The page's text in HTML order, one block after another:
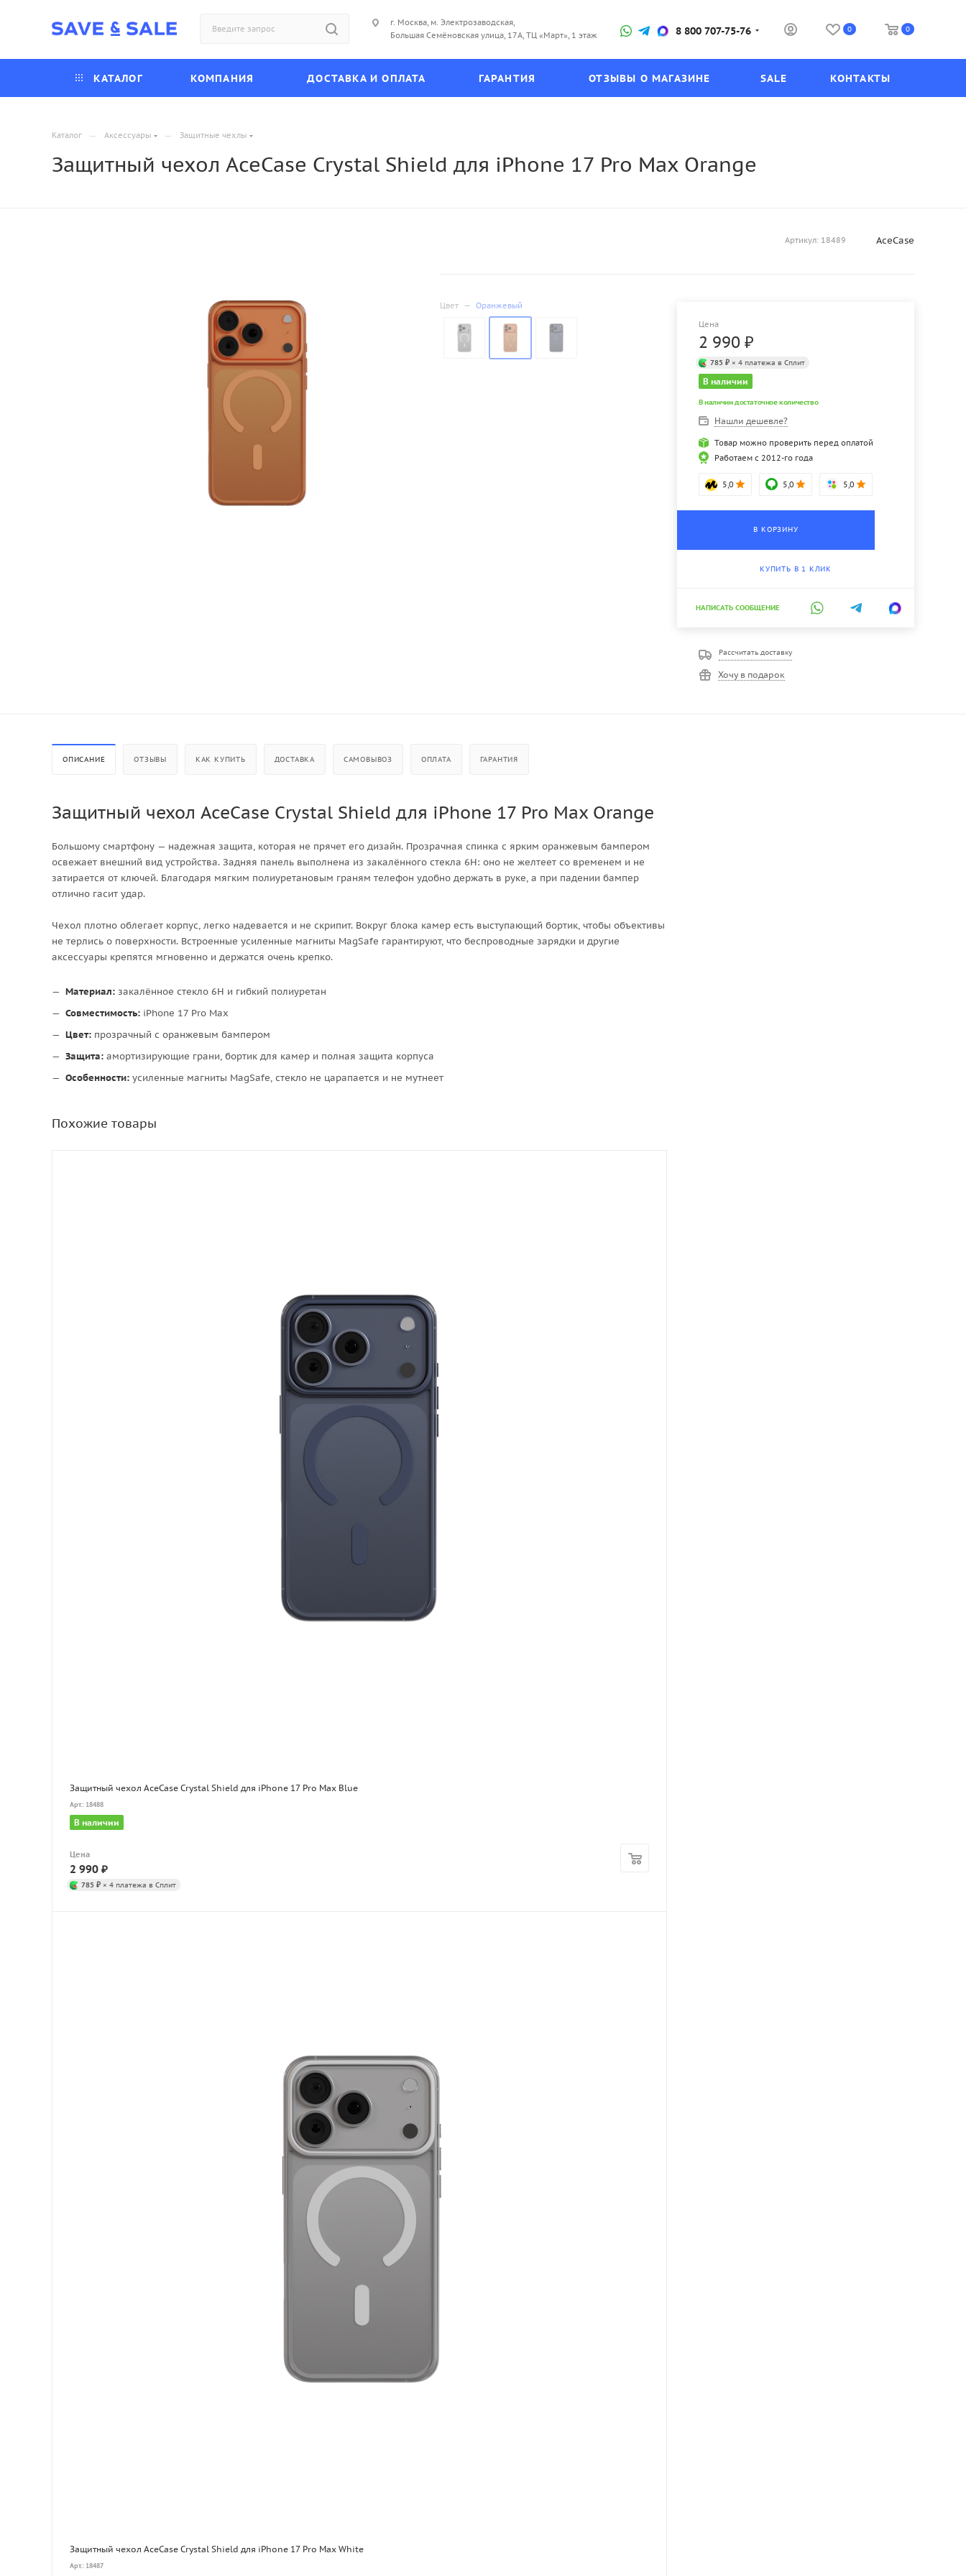
г. Москва, м. Электрозаводская,
Большая Семёновская улица, 17А, ТЦ «Март», 1 этаж
8 800 707-75-76 0 0
КАТАЛОГ КОМПАНИЯ ДОСТАВКА И ОПЛАТА ГАРАНТИЯ ОТЗЫВЫ О МАГАЗИНЕ SALE КОНТАКТЫ
Каталог — Аксессуары — Защитные чехлы
Защитный чехол AceCase Crystal Shield для iPhone 17 Pro Max Orange
Артикул: 18489 AceCase
Цвет — Оранжевый
Цена
2 990 ₽
785 ₽ × 4 платежа в Сплит
В наличии
В наличии достаточное количество
Нашли дешевле?
Товар можно проверить перед оплатой
Работаем с 2012-го года
5,0 5,0 5,0
В КОРЗИНУ
КУПИТЬ В 1 КЛИК
НАПИСАТЬ СООБЩЕНИЕ
Рассчитать доставку
Хочу в подарок
ОПИСАНИЕ ОТЗЫВЫ КАК КУПИТЬ ДОСТАВКА САМОВЫВОЗ ОПЛАТА ГАРАНТИЯ
Защитный чехол AceCase Crystal Shield для iPhone 17 Pro Max Orange
Большому смартфону — надежная защита, которая не прячет его дизайн. Прозрачная спинка с ярким оранжевым бампером
освежает внешний вид устройства. Задняя панель выполнена из закалённого стекла 6H: оно не желтеет со временем и не
затирается от ключей. Благодаря мягким полиуретановым граням телефон удобно держать в руке, а при падении бампер
отлично гасит удар.
Чехол плотно облегает корпус, легко надевается и не скрипит. Вокруг блока камер есть выступающий бортик, чтобы объективы
не терлись о поверхности. Встроенные усиленные магниты MagSafe гарантируют, что беспроводные зарядки и другие
аксессуары крепятся мгновенно и держатся очень крепко.
Материал: закалённое стекло 6H и гибкий полиуретан
Совместимость: iPhone 17 Pro Max
Цвет: прозрачный с оранжевым бампером
Защита: амортизирующие грани, бортик для камер и полная защита корпуса
Особенности: усиленные магниты MagSafe, стекло не царапается и не мутнеет
Похожие товары
Защитный чехол AceCase Crystal Shield для iPhone 17 Pro Max Blue
Арт.: 18488
В наличии
Цена
2 990 ₽
785 ₽ × 4 платежа в Сплит
Защитный чехол AceCase Crystal Shield для iPhone 17 Pro Max White
Арт.: 18487